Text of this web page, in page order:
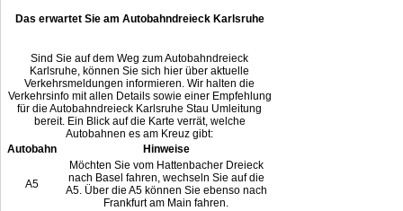
Das erwartet Sie am Autobahndreieck Karlsruhe
Sind Sie auf dem Weg zum Autobahndreieck
Karlsruhe, können Sie sich hier über aktuelle
Verkehrsmeldungen informieren. Wir halten die
Verkehrsinfo mit allen Details sowie einer Empfehlung
für die Autobahndreieck Karlsruhe Stau Umleitung
bereit. Ein Blick auf die Karte verrät, welche
Autobahnen es am Kreuz gibt:
Autobahn
Hinweise
A5
Möchten Sie vom Hattenbacher Dreieck
nach Basel fahren, wechseln Sie auf die
A5. Über die A5 können Sie ebenso nach
Frankfurt am Main fahren.